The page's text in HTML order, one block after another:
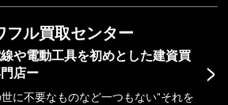
>
フル買取センター
や電動工具を初めとした建資買
店ー
に不要なものなど一つもない"それを